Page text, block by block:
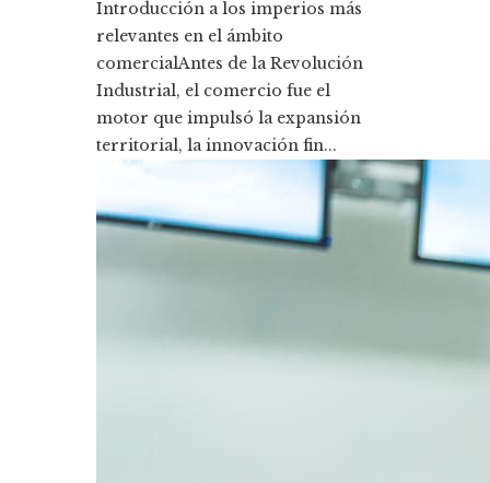
Introducción a los imperios más
relevantes en el ámbito
comercialAntes de la Revolución
Industrial, el comercio fue el
motor que impulsó la expansión
territorial, la innovación fin...